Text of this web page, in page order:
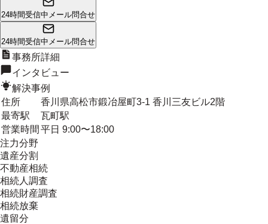
24時間受信中 メール問合せ
24時間受信中 メール問合せ
事務所詳細
インタビュー
解決事例
住所
香川県高松市鍛冶屋町3-1 香川三友ビル2階
最寄駅
瓦町駅
営業時間 平日 9:00〜18:00
注力分野
遺産分割
不動産相続
相続人調査
相続財産調査
相続放棄
遺留分